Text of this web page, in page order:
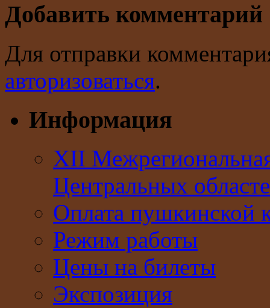
Добавить комментарий
Для отправки
авторизоваться.
Информация
XII
Центральных
Оплата пушкинской
Режим работы
Цены на билеты
Экспозиция